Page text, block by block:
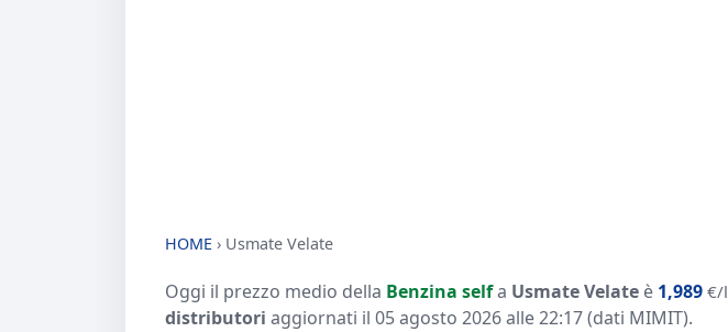
HOME › Usmate Velate
Oggi il prezzo medio della Benzina selfa Usmate Velate è 1,989 €/l
distributori aggiornati il 05 agosto 2026 alle 22:17(dati MIMIT).